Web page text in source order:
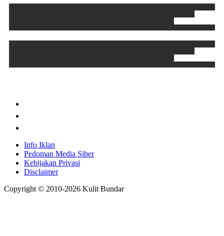
Info Iklan
Pedoman Media Siber
Kebijakan Privasi
Disclaimer
Copyright © 2010-2026 Kulit Bundar